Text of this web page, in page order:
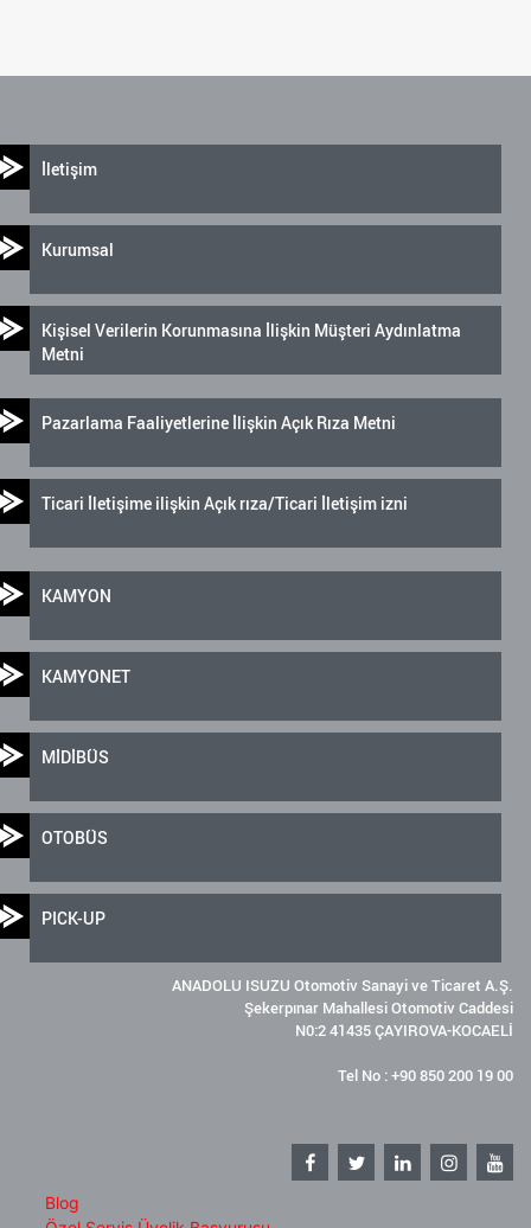
İletişim
Kurumsal
Kişisel Verilerin Korunmasına İlişkin Müşteri Aydınlatma
Metni
Pazarlama Faaliyetlerine İlişkin Açık Rıza Metni
Ticari İletişime ilişkin Açık rıza/Ticari İletişim izni
KAMYON
KAMYONET
MİDİBÜS
OTOBÜS
PICK-UP
ANADOLU ISUZU Otomotiv Sanayi ve Ticaret A.Ş.
Şekerpınar Mahallesi Otomotiv Caddesi
N0:2 41435 ÇAYIROVA-KOCAELİ
Tel No : +90 850 200 19 00
Blog